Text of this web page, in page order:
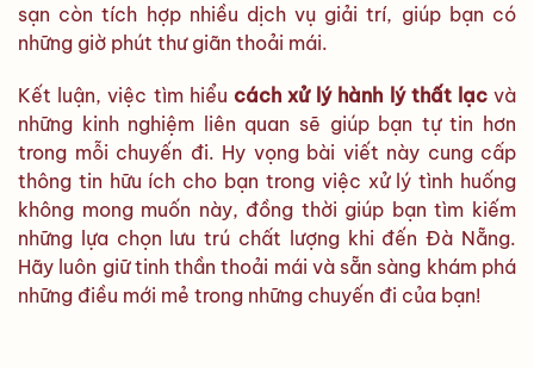
sạn còn tích hợp nhiều dịch vụ giải trí, giúp bạn có
những giờ phút thư giãn thoải mái.
Kết luận, việc tìm hiểu cách xử lý hành lý thất lạcvà
những kinh nghiệm liên quan sẽ giúp bạn tự tin hơn
trong mỗi chuyến đi. Hy vọng bài viết này cung cấp
thông tin hữu ích cho bạn trong việc xử lý tình huống
không mong muốn này, đồng thời giúp bạn tìm kiếm
những lựa chọn lưu trú chất lượng khi đến Đà Nẵng.
Hãy luôn giữ tinh thần thoải mái và sẵn sàng khám phá
những điều mới mẻ trong những chuyến đi của bạn!